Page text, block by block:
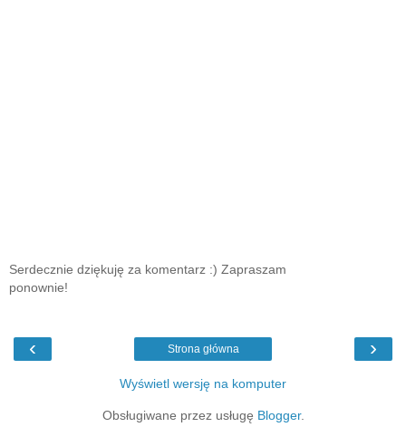
Serdecznie dziękuję za komentarz :) Zapraszam
ponownie!
‹ ›
Strona główna
Wyświetl wersję na komputer
Obsługiwane przez usługę Blogger.